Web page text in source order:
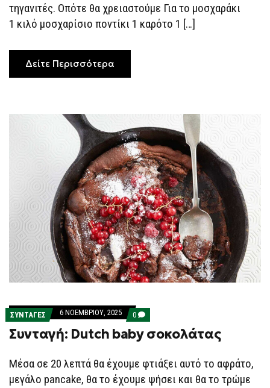
τηγανιτές. Οπότε θα χρειαστούμε Για το μοσχαράκι
1 κιλό μοσχαρίσιο ποντίκι 1 καρότο 1 […]
Δείτε Περισσότερα
ΣΥΝΤΑΓΕΣ 6 ΝΟΕΜΒΡΊΟΥ, 2025 0 COMMENTS
ON
ΣΥΝΤΑΓΉ:
DUTCH
ΣΟΚΟΛΆΤΑΣ
Συνταγή: Dutch baby σοκολάτας
Μέσα σε 20 λεπτά θα έχουμε φτιάξει αυτό το αφράτο,
μεγάλο pancake, θα το έχουμε ψήσει και θα το τρώμε